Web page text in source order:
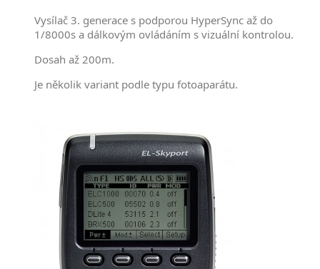
Vysílač 3. generace s podporou HyperSync až do
1/8000s a dálkovým ovládáním s vizuální kontrolou.
Dosah až 200m.
Je několik variant podle typu fotoaparátu.